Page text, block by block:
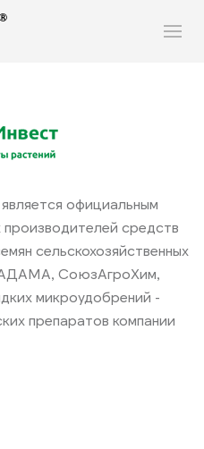
официальным
средств
сельскохозяйственных
АДАМА, СоюзАгроХим,
микроудобрений -
препаратов компании